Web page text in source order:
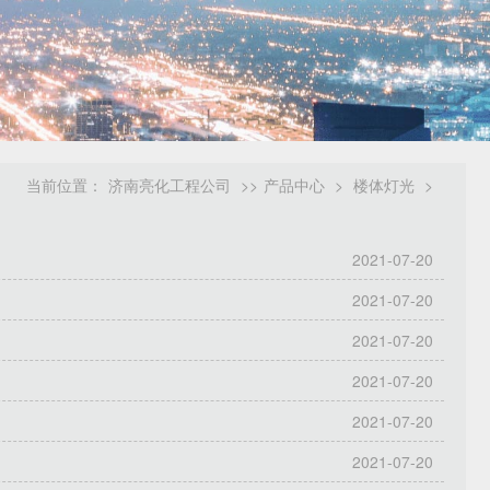
当前位置： 济南亮化工程公司 >> 产品中心 > 楼体灯光 >
2021-07-20
2021-07-20
2021-07-20
2021-07-20
2021-07-20
2021-07-20